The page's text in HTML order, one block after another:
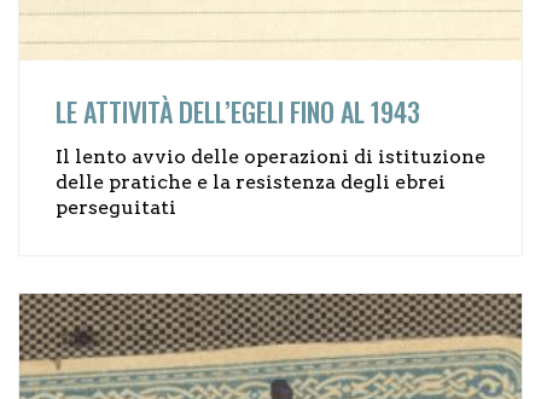
LE ATTIVITÀ DELL’EGELI FINO AL 1943
Il lento avvio delle operazioni di istituzione
delle pratiche e la resistenza degli ebrei
perseguitati